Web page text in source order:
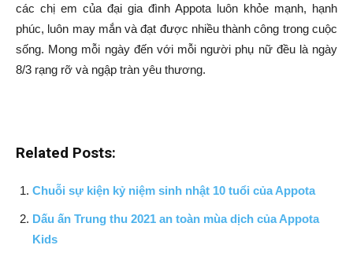
các chị em của đại gia đình Appota luôn khỏe mạnh, hạnh
phúc, luôn may mắn và đạt được nhiều thành công trong cuộc
sống. Mong mỗi ngày đến với mỗi người phụ nữ đều là ngày
8/3 rạng rỡ và ngập tràn yêu thương.
Related Posts:
Chuỗi sự kiện kỷ niệm sinh nhật 10 tuổi của Appota
Dấu ấn Trung thu 2021 an toàn mùa dịch của Appota
Kids